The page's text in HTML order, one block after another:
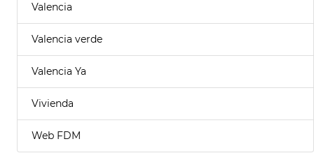
Valencia
Valencia verde
Valencia Ya
Vivienda
Web FDM